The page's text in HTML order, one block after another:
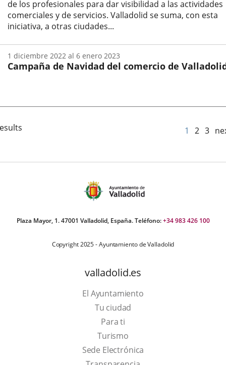
de los profesionales para dar visibilidad a las actividades
comerciales y de servicios. Valladolid se suma, con esta
iniciativa, a otras ciudades...
Campaña de Navidad del comercio de
del
1 diciembre 2022 al 6 enero 2023
1 2 3
Plaza Mayor, 1. 47001 Valladolid, España. Teléfono:+34 983 426 100
Copyright 2025 - Ayuntamiento de Valladolid
valladolid.es
El Ayuntamiento
Tu ciudad
Para ti
TurismoThis
link
Sede Electrónica